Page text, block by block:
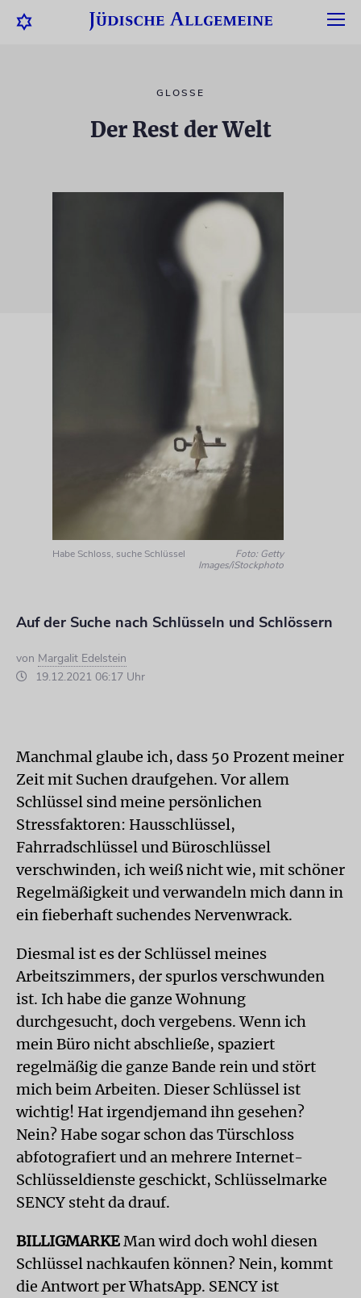
GLOSSE
Der Rest der Welt
Habe Schloss, suche Schlüssel
Foto: Getty
Images/iStockphoto
Auf der Suche nach Schlüsseln und Schlössern
von Margalit Edelstein
19.12.2021 06:17 Uhr
Manchmal glaube ich, dass 50 Prozent meiner
Zeit mit Suchen draufgehen. Vor allem
Schlüssel sind meine persönlichen
Stressfaktoren: Hausschlüssel,
Fahrradschlüssel und Büroschlüssel
verschwinden, ich weiß nicht wie, mit schöner
Regelmäßigkeit und verwandeln mich dann in
ein fieberhaft suchendes Nervenwrack.
Diesmal ist es der Schlüssel meines
Arbeitszimmers, der spurlos verschwunden
ist. Ich habe die ganze Wohnung
durchgesucht, doch vergebens. Wenn ich
mein Büro nicht abschließe, spaziert
regelmäßig die ganze Bande rein und stört
mich beim Arbeiten. Dieser Schlüssel ist
wichtig! Hat irgendjemand ihn gesehen?
Nein? Habe sogar schon das Türschloss
abfotografiert und an mehrere Internet-
Schlüsseldienste geschickt, Schlüsselmarke
SENCY steht da drauf.
BILLIGMARKE Man wird doch wohl diesen
Schlüssel nachkaufen können? Nein, kommt
die Antwort per WhatsApp. SENCY ist